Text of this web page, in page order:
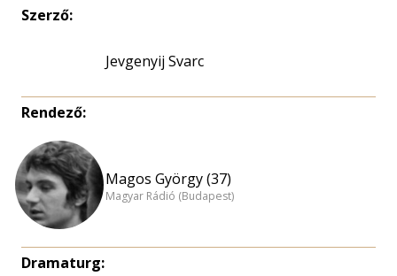
Szerző:
Jevgenyij Svarc
Rendező:
Magos György (37)
Magyar Rádió (Budapest)
Dramaturg: